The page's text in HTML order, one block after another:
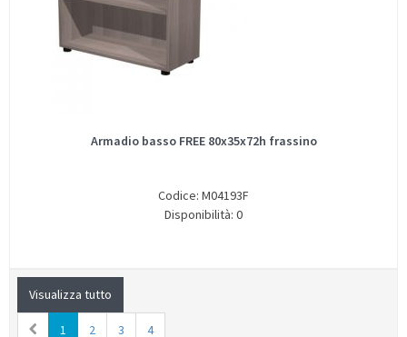
Armadio basso FREE 80x35x72h frassino
Codice: M04193F
Disponibilità: 0
Visualizza tutto
1 2 3 4